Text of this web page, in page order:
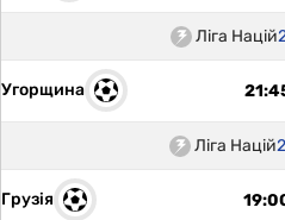
Ліга Націй
Угорщина
Ліга Націй
Грузія